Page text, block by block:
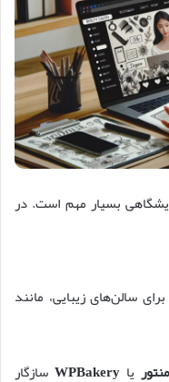
بسیار مهم است. در
سالن‌های زیبایی، مانند
یا WPBakery سازگار